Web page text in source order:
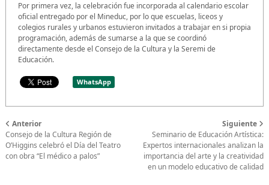
Por primera vez, la celebración fue incorporada al calendario escolar
oficial entregado por el Mineduc, por lo que escuelas, liceos y
colegios rurales y urbanos estuvieron invitados a trabajar en si propia
programación, además de sumarse a la que se coordinó
directamente desde el Consejo de la Cultura y la Seremi de
Educación.
WhatsApp
Anterior
Consejo de la Cultura Región de
O’Higgins celebró el Día del Teatro
con obra “El médico a palos”
Siguiente
Seminario de Educación Artística:
Expertos internacionales analizan la
importancia del arte y la creatividad
en un modelo educativo de calidad